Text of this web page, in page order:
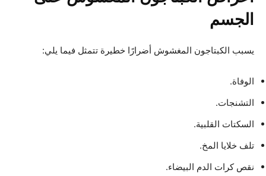
الجسم
يسبب الكبتاجون المغشوش أضرارًا خطيرة تتمثل فيما يلي:
الوفاة.
التشنجات.
السكتات القلبية.
تلف خلايا المخ.
نقص كرات الدم البيضاء.